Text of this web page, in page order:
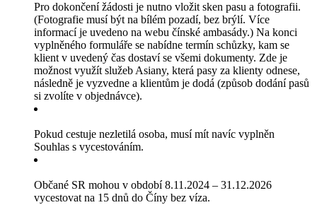
Pro dokončení žádosti je nutno vložit sken pasu a fotografii.
(Fotografie musí být na bílém pozadí, bez brýlí. Více
informací je uvedeno na webu čínské ambasády.) Na konci
vyplněného formuláře se nabídne termín schůzky, kam se
klient v uvedený čas dostaví se všemi dokumenty. Zde je
možnost využít služeb Asiany, která pasy za klienty odnese,
následně je vyzvedne a klientům je dodá (způsob dodání pasů
si zvolíte v objednávce).
Pokud cestuje nezletilá osoba, musí mít navíc vyplněn
Souhlas s vycestováním.
Občané SR mohou v období 8.11.2024 – 31.12.2026
vycestovat na 15 dnů do Číny bez víza.